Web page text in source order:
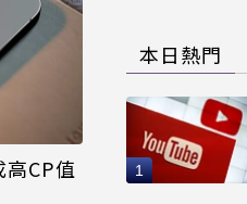
CP值
本日熱門